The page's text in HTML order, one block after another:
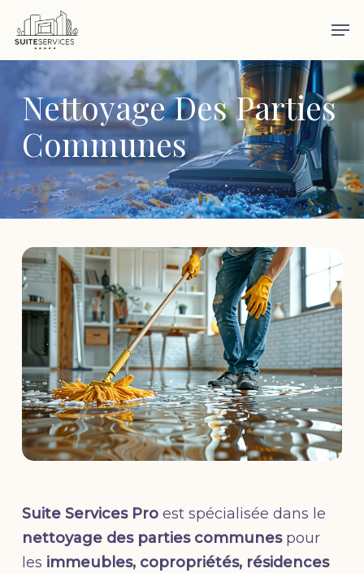
Skip
main
content
Nettoyage Des Parties
Communes
Suite Services Proest spécialisée dans le
nettoyage des parties communespour
les immeubles, copropriétés, résidences